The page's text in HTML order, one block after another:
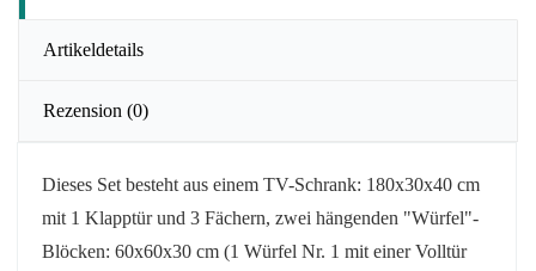
Artikeldetails
Rezension (0)
Dieses Set besteht aus einem TV-Schrank: 180x30x40 cm
mit 1 Klapptür und 3 Fächern, zwei hängenden "Würfel"-
Blöcken: 60x60x30 cm (1 Würfel Nr. 1 mit einer Volltür